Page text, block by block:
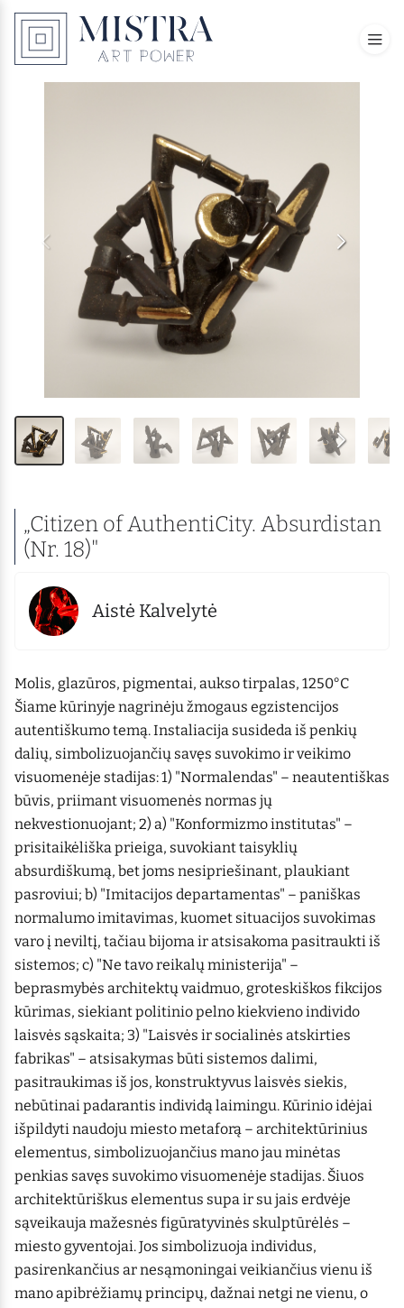
„Citizen of AuthentiCity. Absurdistan
(Nr. 18)"
Aistė Kalvelytė
Molis, glazūros, pigmentai, aukso tirpalas, 1250°C
Šiame kūrinyje nagrinėju žmogaus egzistencijos
autentiškumo temą. Instaliacija susideda iš penkių
dalių, simbolizuojančių savęs suvokimo ir veikimo
visuomenėje stadijas: 1) "Normalendas" – neautentiškas
būvis, priimant visuomenės normas jų
nekvestionuojant; 2) a) "Konformizmo institutas" –
prisitaikėliška prieiga, suvokiant taisyklių
absurdiškumą, bet joms nesipriešinant, plaukiant
pasroviui; b) "Imitacijos departamentas" – paniškas
normalumo imitavimas, kuomet situacijos suvokimas
varo į neviltį, tačiau bijoma ir atsisakoma pasitraukti iš
sistemos; c) "Ne tavo reikalų ministerija" –
beprasmybės architektų vaidmuo, groteskiškos fikcijos
kūrimas, siekiant politinio pelno kiekvieno individo
laisvės sąskaita; 3) "Laisvės ir socialinės atskirties
fabrikas" – atsisakymas būti sistemos dalimi,
pasitraukimas iš jos, konstruktyvus laisvės siekis,
nebūtinai padarantis individą laimingu. Kūrinio idėjai
išpildyti naudoju miesto metaforą – architektūrinius
elementus, simbolizuojančius mano jau minėtas
penkias savęs suvokimo visuomenėje stadijas. Šiuos
architektūriškus elementus supa ir su jais erdvėje
sąveikauja mažesnės figūratyvinės skulptūrėlės –
miesto gyventojai. Jos simbolizuoja individus,
pasirenkančius ar nesąmoningai veikiančius vienu iš
mano apibrėžiamų principų, dažnai netgi ne vienu, o